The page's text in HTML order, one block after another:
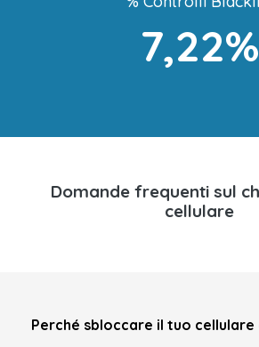
7,22%
Domande frequenti sul
cellulare
Perché sbloccare il tuo cellulare